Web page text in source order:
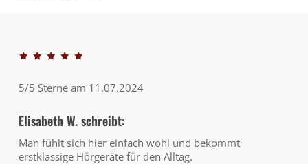
5/5 Sterne am 11.07.2024
Elisabeth W. schreibt:
Man fühlt sich hier einfach wohl und bekommt
erstklassige Hörgeräte für den Alltag.